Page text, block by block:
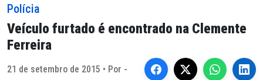
Polícia
Veículo furtado é encontrado na Clemente
Ferreira
21 de setembro de 2015 • Por -